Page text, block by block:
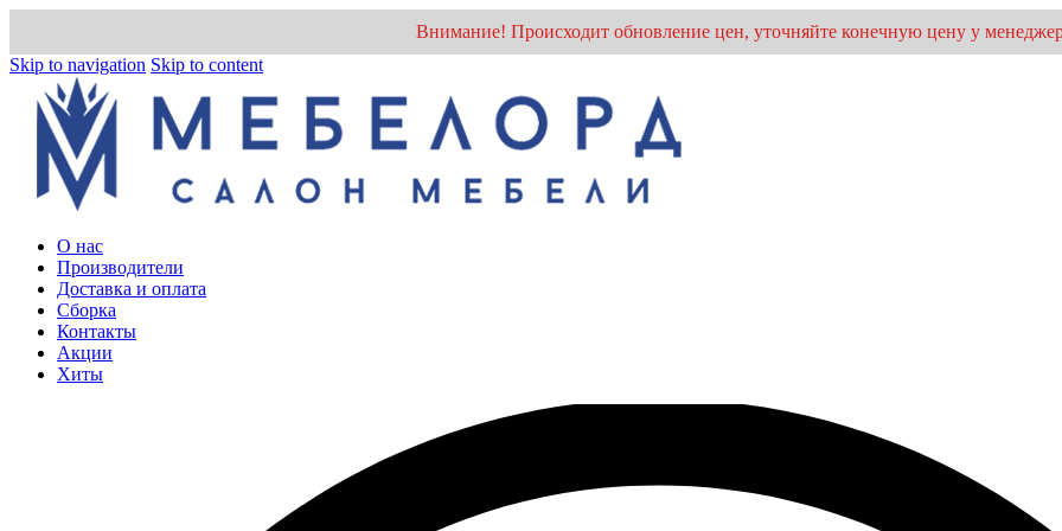
Внимание! Происходит обновление цен, уточняйте конечную цену у
Skip to navigation Skip to content
О нас
Производители
Доставка и оплата
Cборка
Контакты
Акции
Хиты